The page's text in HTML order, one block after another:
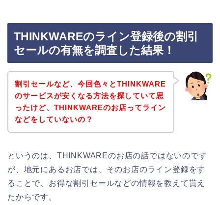
THINKWAREのライン登録後の割引
セールの有無を調査した結果！
割引セールなど、今回色々とTHINKWARE
のサービスが安くなる方法を探していて思
ったけど、THINKWAREのお店ってライン
などをしていないの？
というのは、THINKWAREのお店の話ではないのです
が、地元にあるお店では、そのお店のライン登録をす
ることで、お得な割引セールなどの情報を教えて貰え
たからです。